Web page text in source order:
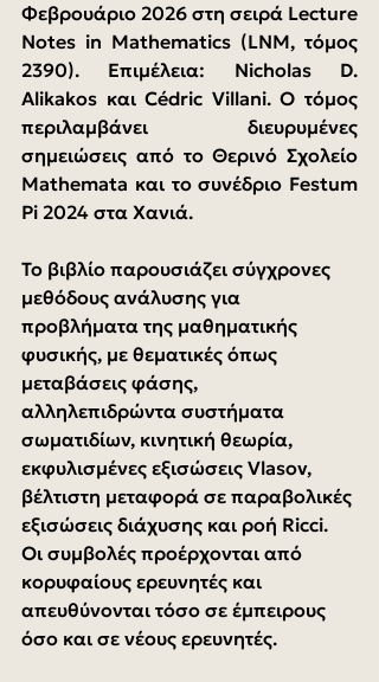
Φεβρουάριο 2026 στη σειρά Lecture
Notes in Mathematics (LNM, τόμος
2390). Επιμέλεια: Nicholas D.
Alikakos και Cédric Villani. Ο τόμος
περιλαμβάνει διευρυμένες
σημειώσεις από το Θερινό Σχολείο
Mathemata και το συνέδριο Festum
Pi 2024 στα Χανιά.
Το βιβλίο παρουσιάζει σύγχρονες
μεθόδους ανάλυσης για
προβλήματα της μαθηματικής
φυσικής, με θεματικές όπως
μεταβάσεις φάσης,
αλληλεπιδρώντα συστήματα
σωματιδίων, κινητική θεωρία,
εκφυλισμένες εξισώσεις Vlasov,
βέλτιστη μεταφορά σε παραβολικές
εξισώσεις διάχυσης και ροή Ricci.
Οι συμβολές προέρχονται από
κορυφαίους ερευνητές και
απευθύνονται τόσο σε έμπειρους
όσο και σε νέους ερευνητές.